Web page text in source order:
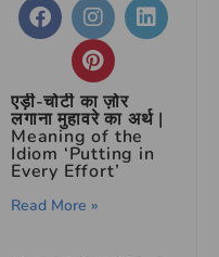
एड़ी-चोटी का ज़ोर
लगाना मुहावरे का अर्थ |
Meaning of the
Idiom ‘Putting in
Every Effort’
Read More »